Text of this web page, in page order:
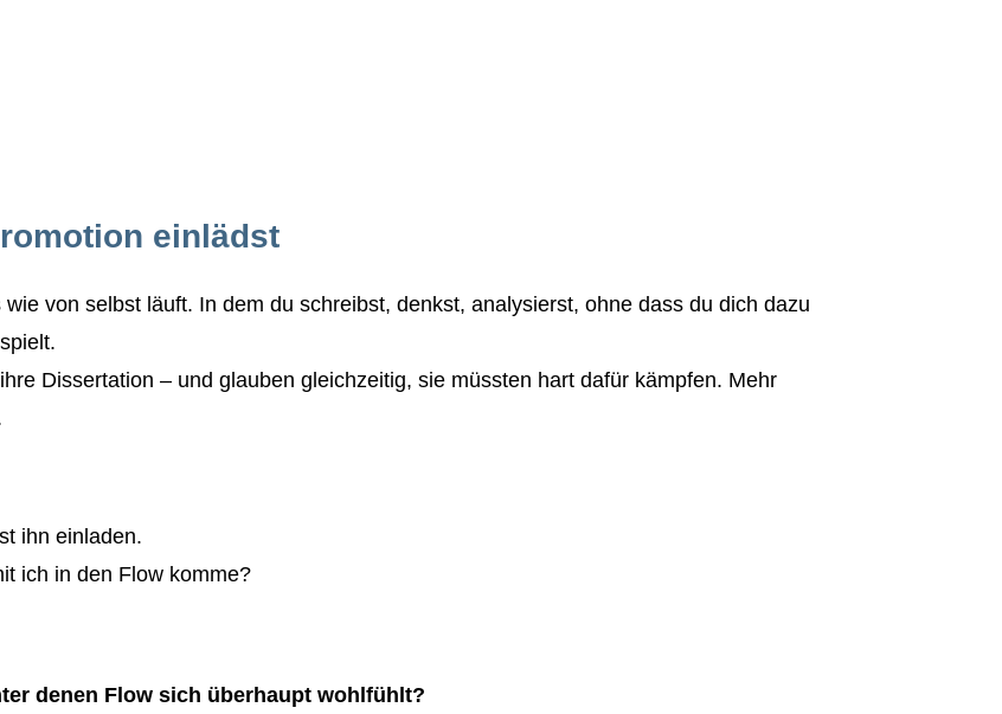
einlädst
von selbst läuft. In dem du schreibst, denkst, analysierst, ohne dass du dich dazu
Dissertation – und glauben gleichzeitig, sie müssten hart dafür kämpfen. Mehr
ihn einladen.
ich in den Flow komme?
denen Flow sich überhaupt wohlfühlt?